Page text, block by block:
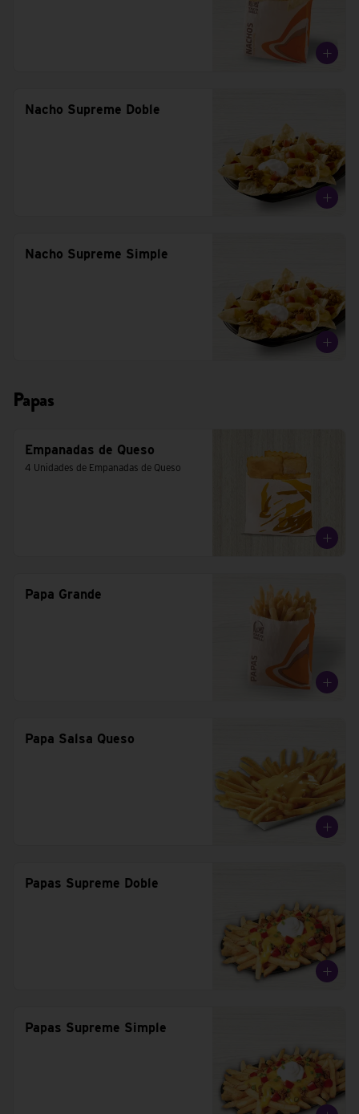
Nacho Supreme Doble
Nacho Supreme Simple
Papas
Empanadas de Queso
4 Unidades de Empanadas de Queso
Papa Grande
Papa Salsa Queso
Papas Supreme Doble
Papas Supreme Simple